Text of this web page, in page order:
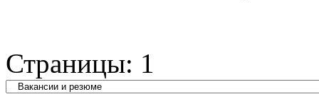
Страницы: 1